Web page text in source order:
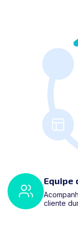
Equipe
cliente